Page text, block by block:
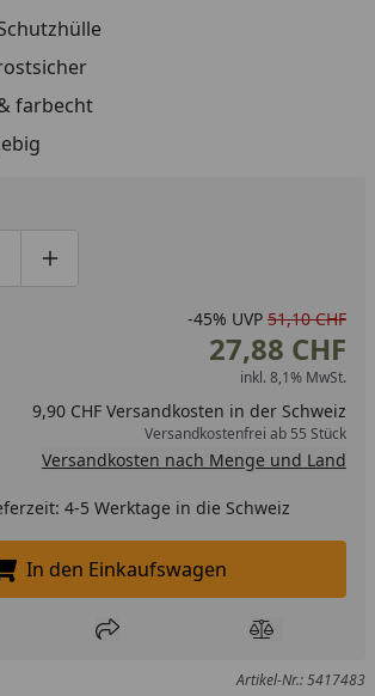
farbecht
um eins verringern
manuell eingeben
Produktmenge um eins erhöhen
-45% UVP 51,10 CHF
27,88 CHF
inkl. 8,1% MwSt.
9,90 CHF Versandkosten in der Schweiz
Versandkostenfrei ab 55 Stück
Versandkosten nach Menge und Land
4-5 Werktage in die Schweiz
In den Einkaufswagen legen
In den Einkaufswagen
zur Wunschliste hinzufügen
Teilen Produkt
Artikel-Nr.: 5417483